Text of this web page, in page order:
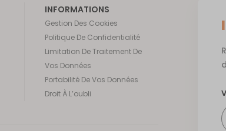
INFORMATIONS
Gestion Des Cookies
Politique De Confidentialité
Limitation De Traitement De
Vos Données
Portabilité De Vos Données
Droit À L’oubli